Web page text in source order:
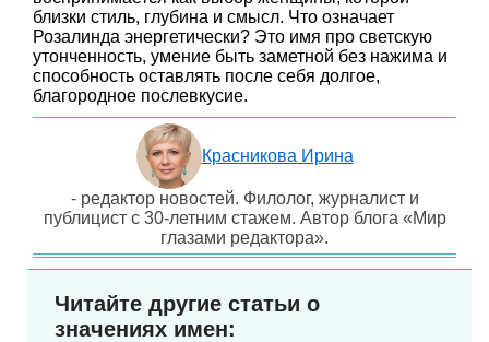
близки стиль, глубина и смысл. Что означает
Розалинда энергетически? Это имя про светскую
утонченность, умение быть заметной без нажима и
способность оставлять после себя долгое,
благородное послевкусие.
Красникова Ирина
- редактор новостей. Филолог, журналист и
публицист с 30-летним стажем. Автор блога «Мир
глазами редактора».
Читайте другие статьи о
значениях имен: